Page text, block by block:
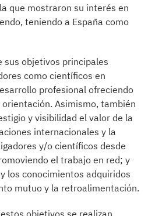
que mostraron su interés en
teniendo a España como
sus objetivos principales
como científicos en
profesional ofreciendo
Asimismo, también
y visibilidad el valor de la
internacionales y la
y/o científicos desde
el trabajo en red; y
los conocimientos adquiridos
mutuo y la retroalimentación.
objetivos se realizan